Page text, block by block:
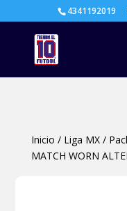
4341192019
Inicio / Liga MX/
MATCH WORN